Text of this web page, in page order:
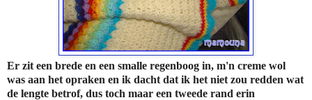
Er zit een brede en een smalle regenboog in, m'n creme wol
was aan het opraken en ik dacht dat ik het niet zou redden wat
de lengte betrof, dus toch maar een tweede rand erin